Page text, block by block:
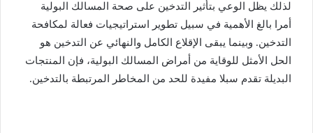
لذلك يظل الوعي بتأثير التدخين على صحة المسالك البولية
أمرا بالغ الأهمية في سبيل تطوير استراتيجيات فعالة لمكافحة
التدخين. وبينما يبقى الإقلاع الكامل والنهائي عن التدخين هو
الحل الأمثل للوقاية من أمراض المسالك البولية، فإن المنتجات
البديلة تقدم سبلا مفيدة للحد من المخاطر المرتبطة بالتدخين.